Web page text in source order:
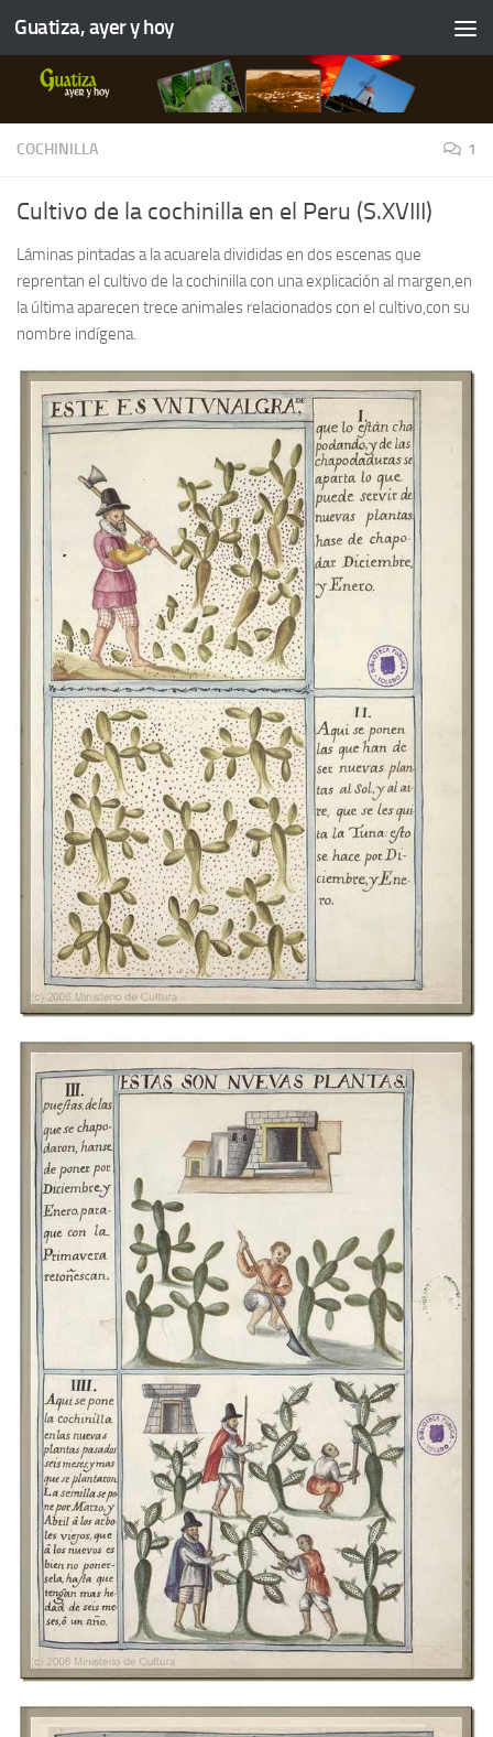
Guatiza, ayer y hoy
COCHINILLA 1
Cultivo de la cochinilla en el Peru (S.XVIII)
Láminas pintadas a la acuarela divididas en dos escenas que
reprentan el cultivo de la cochinilla con una explicación al margen,en
la última aparecen trece animales relacionados con el cultivo,con su
nombre indígena.